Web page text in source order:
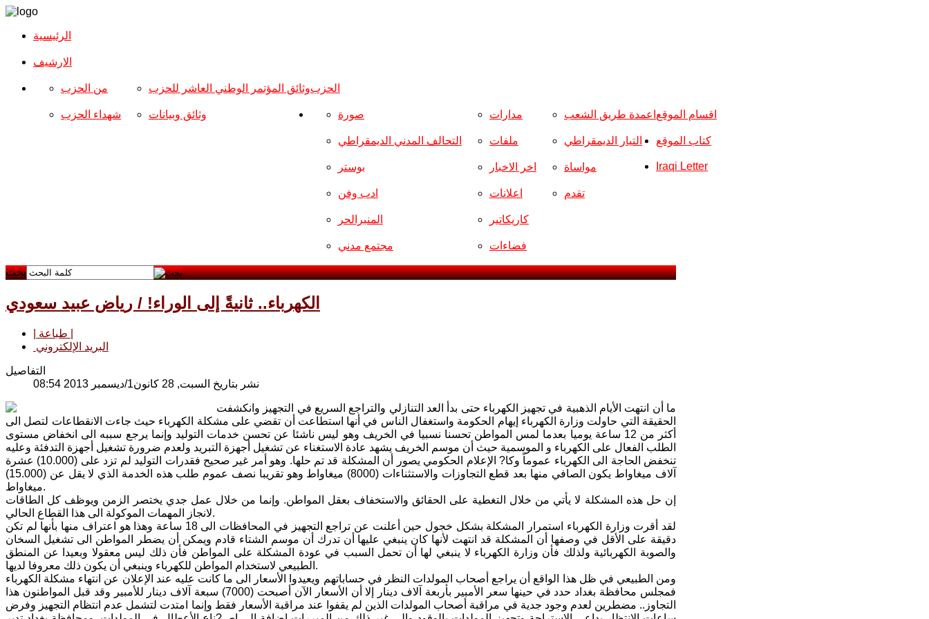
الرئيسية
الارشیف
الحزب من الحزب
شهداء الحزب
وثائق المؤتمر الوطني العاشر للحزب
وثائق وبيانات اقسام الموقع صورة
التحالف المدني الديمقراطي
بوستر
ادب وفن
المنبرالحر
مجتمع مدني
مدارات
ملفات
اخر الاخبار
اعلانات
كاريكاتير
فضاءات
اعمدة طريق الشعب
التيار الديمقراطي
مواساة
تقدم
كتاب الموقع
Iraqi Letter
بحث
الكهرباء.. ثانيةً إلى الوراء! / رياض عبيد سعودي
البريد الإلكتروني
التفاصيل
نشر بتاريخ السبت, 28 كانون1/ديسمبر 2013 08:54
ما أن انتهت الأيام الذهبية في تجهيز الكهرباء حتى بدأ العد التنازلي والتراجع السريع في التجهيز وانكشفت
الحقيقة التي حاولت وزارة الكهرباء إيهام الحكومة واستغفال الناس في أنها استطاعت أن تقضي على مشكلة الكهرباء حيث جاءت الانقطاعات لتصل الى
أكثر من 12 ساعة يوميا بعدما لمس المواطن تحسنا نسبيا في الخريف وهو ليس ناشئا عن تحسن خدمات التوليد وإنما يرجع سببه الى انخفاض مستوى
الطلب الفعال على الكهرباء و الموسمية حيث أن موسم الخريف يشهد عادة الاستغناء عن تشغيل أجهزة التبريد ولعدم ضرورة تشغيل أجهزة التدفئة وعليه
تنخفض الحاجة الى الكهرباء عموماً وكا? الإعلام الحكومي يصور أن المشكلة قد تم حلها. وهو أمر غير صحيح فقدرات التوليد لم تزد على (10.000) عشرة
آلاف ميغاواط يكون الصافي منها بعد قطع التجاوزات والاستثناءات (8000) ميغاواط وهو تقريبا نصف عموم طلب هذه الخدمة الذي لا يقل عن (15.000)
ميغاواط.
إن حل هذه المشكلة لا يأتي من خلال التغطية على الحقائق والاستخفاف بعقل المواطن. وإنما من خلال عمل جدي يختصر الزمن ويوظف كل الطاقات
لانجاز المهمات الموكولة الى هذا القطاع الحالي.
لقد أقرت وزارة الكهرباء استمرار المشكلة بشكل خجول حين أعلنت عن تراجع التجهيز في المحافظات الى 18 ساعة وهذا هو اعتراف منها بأنها لم تكن
دقيقة على الأقل في وصفها أن المشكلة قد انتهت لأنها كان ينبغي عليها أن تدرك أن موسم الشتاء قادم ويمكن أن يضطر المواطن الى تشغيل السخان
والصوبة الكهربائية ولذلك فأن وزارة الكهرباء لا ينبغي لها أن تحمل السبب في عودة المشكلة على المواطن فأن ذلك ليس معقولا وبعيدا عن المنطق
الطبيعي لاستخدام المواطن للكهرباء وينبغي أن يكون ذلك معروفا لديها.
ومن الطبيعي في ظل هذا الواقع أن يراجع أصحاب المولدات النظر في حساباتهم ويعيدوا الأسعار الى ما كانت عليه عند الإعلان عن انتهاء مشكلة الكهرباء
فمجلس محافظة بغداد حدد في حينها سعر الأمبير بأربعة آلاف دينار إلا أن الأسعار الآن أصبحت (7000) سبعة آلاف دينار للأمبير وقد قبل المواطنون هذا
التجاوز.. مضطرين لعدم وجود جدية في مراقبة أصحاب المولدات الذين لم يقفوا عند مراقبة الأسعار فقط وإنما امتدت لتشمل عدم انتظام التجهيز وفرض